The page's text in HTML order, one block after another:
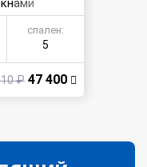
спален:
5
₽ 47 400